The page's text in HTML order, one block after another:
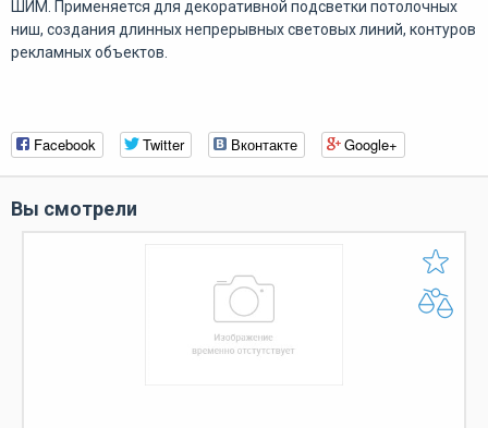
ШИМ. Применяется для декоративной подсветки потолочных
ниш, создания длинных непрерывных световых линий, контуров
рекламных объектов.
Facebook Twitter Вконтакте Google+
Вы смотрели